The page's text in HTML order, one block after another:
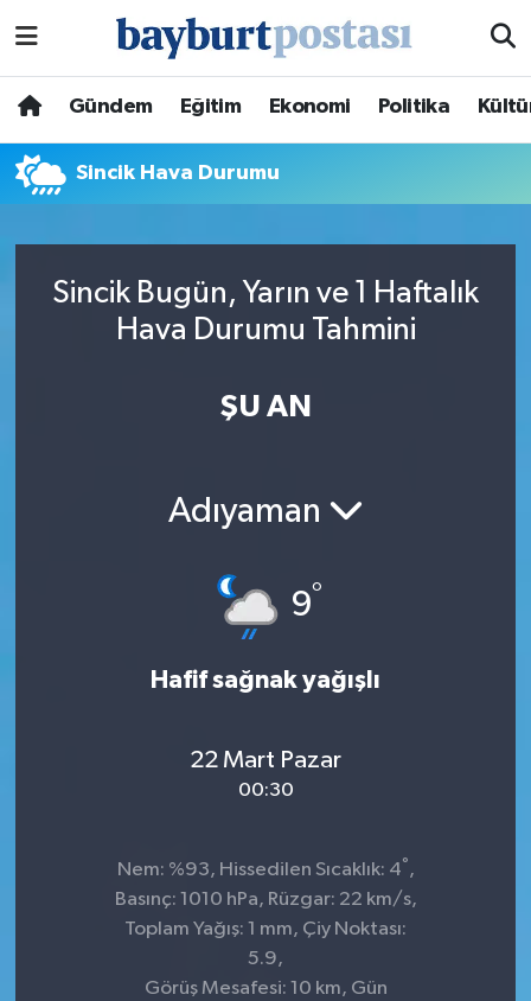
Gündem Eğitim Ekonomi Politika
Sincik Hava Durumu
Sincik Bugün, Yarın ve 1 Haftalık
Hava Durumu Tahmini
ŞU AN
Adıyaman
9°
Hafif sağnak yağışlı
22 Mart Pazar
00:30
Nem: %93, Hissedilen Sıcaklık: 4° ,
Basınç: 1010 hPa, Rüzgar: 22 km/s,
Toplam Yağış: 1 mm, Çiy Noktası:
5.9,
Görüş Mesafesi: 10 km, Gün
Hava Durumu
Süper Lig Puan Durumu ve Fikstür
Haber Arşivi